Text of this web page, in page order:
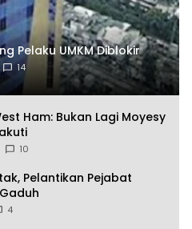
Pelaku UMKM Diblokir
14
Ham: Bukan Lagi Moyesy
10
Pelantikan Pejabat
4